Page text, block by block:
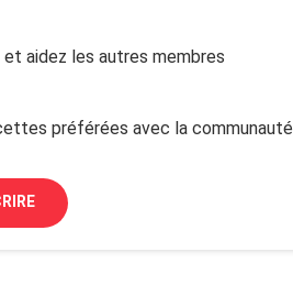
aidez les autres membres
préférées avec la communauté